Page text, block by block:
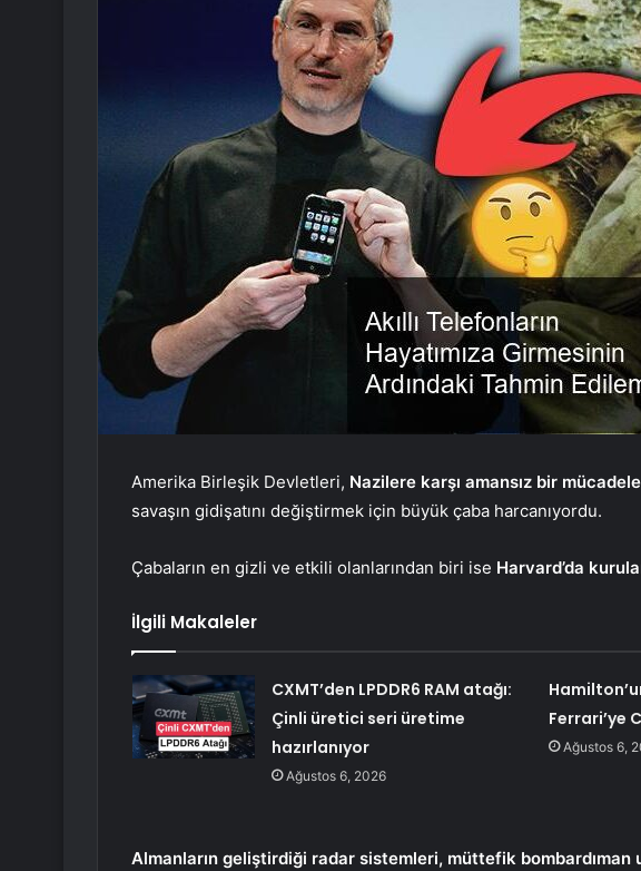
Amerika Birleşik Devletleri, Nazilere karşı amansız bir
savaşın gidişatını değiştirmek için büyük çaba harcanıyordu.
Çabaların en gizli ve etkili olanlarından biri ise Harvard’da
İlgili Makaleler
CXMT’den LPDDR6 RAM atağı:
Çinli üretici seri üretime
hazırlanıyor
Ağustos 6, 2026
Ferrari’ye
Ağustos 6,
Almanların geliştirdiği radar sistemleri, müttefik bombardıman